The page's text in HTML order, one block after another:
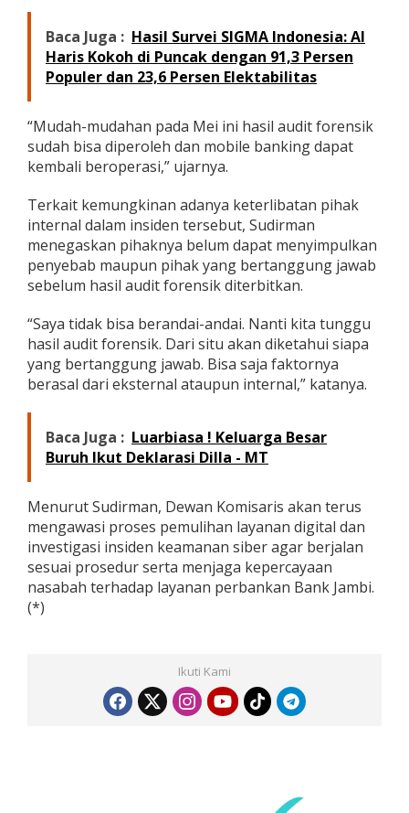
Baca Juga : Hasil Survei SIGMA Indonesia: Al
Haris Kokoh di Puncak dengan 91,3 Persen
Populer dan 23,6 Persen Elektabilitas
“Mudah-mudahan pada Mei ini hasil audit forensik
sudah bisa diperoleh dan mobile banking dapat
kembali beroperasi,” ujarnya.
Terkait kemungkinan adanya keterlibatan pihak
internal dalam insiden tersebut, Sudirman
menegaskan pihaknya belum dapat menyimpulkan
penyebab maupun pihak yang bertanggung jawab
sebelum hasil audit forensik diterbitkan.
“Saya tidak bisa berandai-andai. Nanti kita tunggu
hasil audit forensik. Dari situ akan diketahui siapa
yang bertanggung jawab. Bisa saja faktornya
berasal dari eksternal ataupun internal,” katanya.
Baca Juga : Luarbiasa ! Keluarga Besar
Buruh Ikut Deklarasi Dilla - MT
Menurut Sudirman, Dewan Komisaris akan terus
mengawasi proses pemulihan layanan digital dan
investigasi insiden keamanan siber agar berjalan
sesuai prosedur serta menjaga kepercayaan
nasabah terhadap layanan perbankan Bank Jambi.
(*)
Ikuti Kami